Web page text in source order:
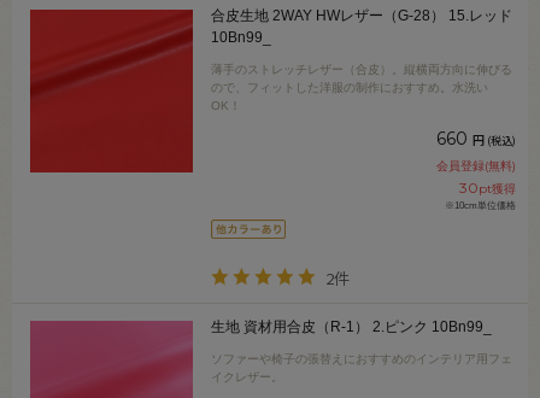
合皮生地 2WAY HWレザー（G-28） 15.レッド
10Bn99_
薄手のストレッチレザー（合皮）。縦横両方向に伸びる
ので、フィットした洋服の制作におすすめ。水洗い
OK！
660 円 (税込)
会員登録(無料)
30pt獲得
※10cm単位価格
2件
生地 資材用合皮（R-1） 2.ピンク 10Bn99_
ソファーや椅子の張替えにおすすめのインテリア用フェ
イクレザー。